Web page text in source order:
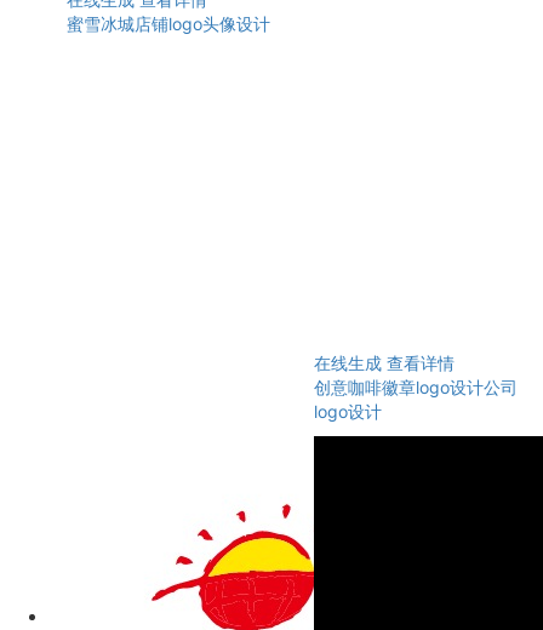
蜜雪冰城店铺logo头像设计
在线生成 查看详情
创意咖啡徽章logo设计公司
logo设计